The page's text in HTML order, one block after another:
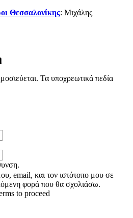
Θεσσαλονίκης: Μιχάλης
Τα υποχρεωτικά πεδία
email, και τον ιστότοπο μου σε
φορά που θα σχολιάσω.
to proceed